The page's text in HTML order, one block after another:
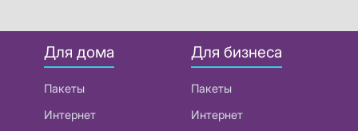
Для дома
Пакеты
Интернет
Для бизнеса
Пакеты
Интернет